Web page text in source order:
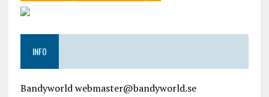
INFO
Bandyworld webmaster@bandyworld.se